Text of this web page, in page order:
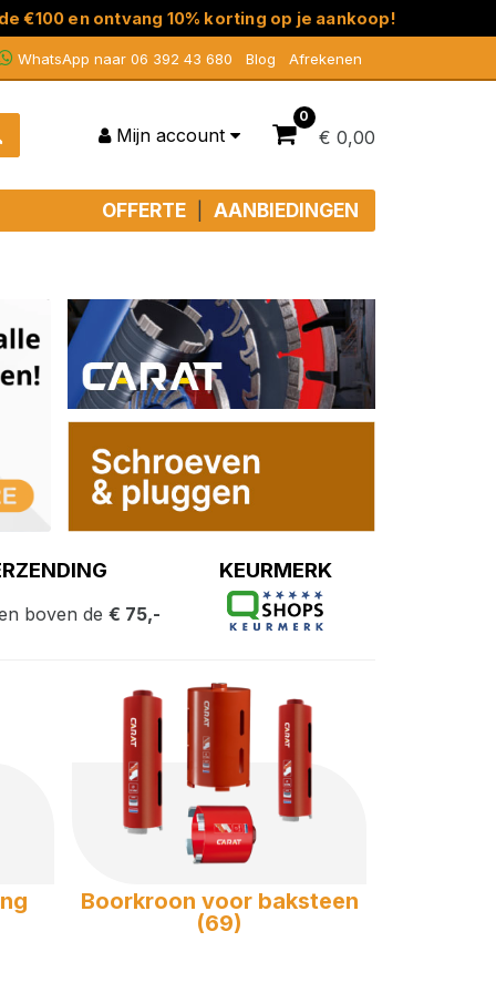
ontvang 10% korting op je aankoop!
WhatsApp naar 06 392 43 680 Blog Afrekenen
Mijn account
0
€ 0,00
OFFERTE| AANBIEDINGEN
boven de € 75,-
KEURMERK
Boorkroon voor baksteen
(69)